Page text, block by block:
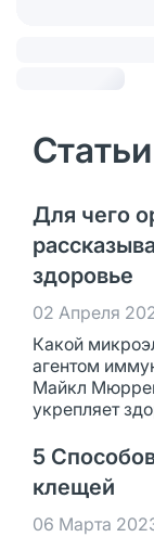
Статьи
Для чего
здоровье
02 Апреля
Какой
агентом
Майкл
укрепляет
5
клещей
06 Марта